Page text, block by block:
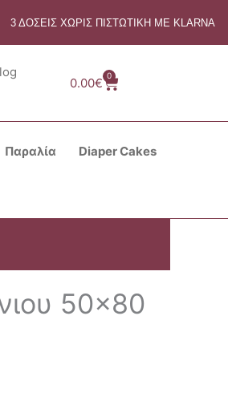
3 ΔΟΣΕΙΣ ΧΩΡΙΣ ΠΙΣΤΩΤΙΚΗ ΜΕ KLARNA
0.00€
0
Cart
Παραλία Diaper Cakes
50×80